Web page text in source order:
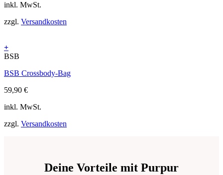
inkl. MwSt.
zzgl. Versandkosten
+
BSB
BSB Crossbody-Bag
59,90 €
inkl. MwSt.
zzgl. Versandkosten
Deine Vorteile mit Purpur